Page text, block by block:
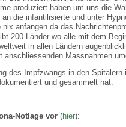
produziert haben um uns die
die infantilisierte und unter
anfangen da das
200 Länder wo alle mit dem
in allen Ländern
Massnahmen
des Impfzwangs in den
und gesammelt hat.
Notlage vor(hier):